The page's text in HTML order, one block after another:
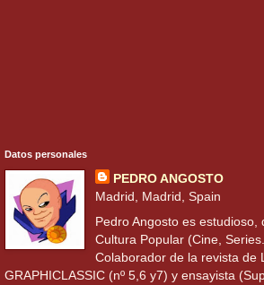
Datos personales
PEDRO ANGOSTO
Madrid, Madrid, Spain
Pedro Angosto es estudioso,
Cultura Popular (Cine,
Colaborador de la revista de
GRAPHICLASSIC (nº 5,6 y7) y ensayista